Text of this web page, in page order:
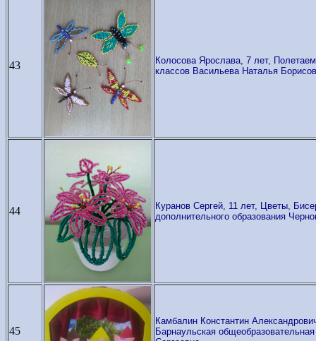
43
Колосова Ярослава, 7 лет,
классов Васильева Наталья
44
Куранов Сергей, 11 лет, Цветы,
дополнительного образования
45
Камбалин Константин
Барнаульская